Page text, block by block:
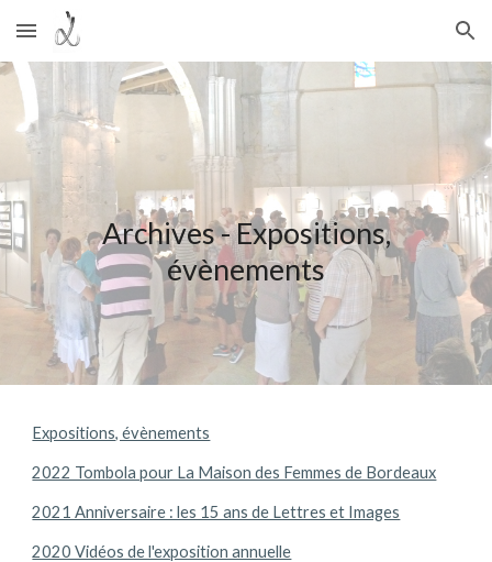
Skip to main content Skip to navigation
Archives - Expositions,
évènements
Expositions, évènements
2022 Tombola pour La Maison des Femmes de Bordeaux
2021 Anniversaire : les 15 ans de Lettres et Images
2020 Vidéos de l'exposition annuelle